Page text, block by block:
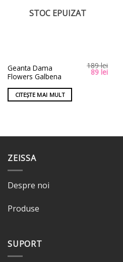
STOC EPUIZAT
Geanta Dama
Flowers Galbena
189lei
Prețul
inițial
89 leiPrețul
curent
CITEȘTE MAI MULT
ZEISSA
Despre noi
Produse
SUPORT